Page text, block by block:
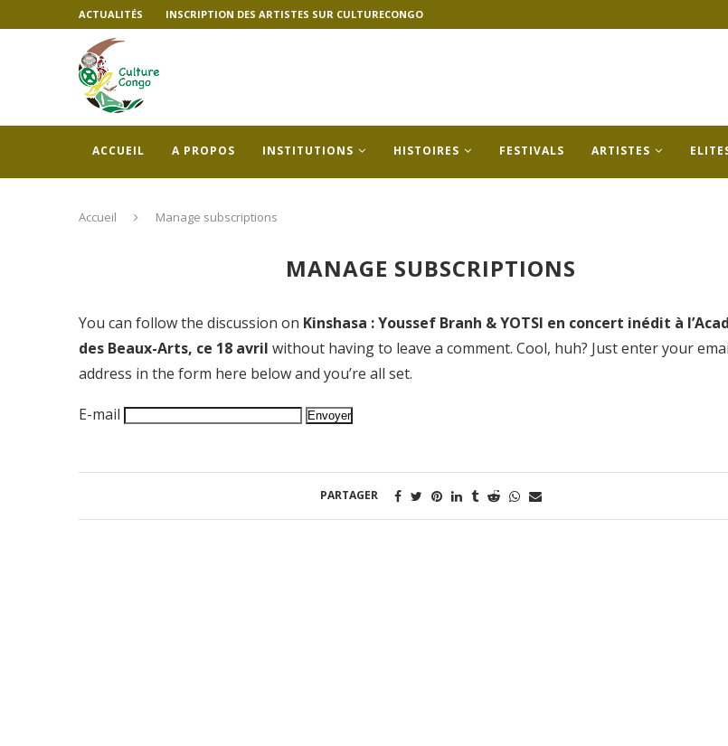
ACTUALITÉS INSCRIPTION DES ARTISTES SUR CULTURECONGO
ACCUEIL A PROPOS INSTITUTIONS HISTOIRES FESTIVALS ARTISTES
Accueil Manage subscriptions
MANAGE SUBSCRIPTIONS
You can follow the discussion on Kinshasa : Youssef Branh & YOTSI en concert inédit à
des Beaux-Arts, ce 18 avril without having to leave a comment. Cool, huh? Just enter your
address in the form here below and you’re all set.
E-mail
PARTAGER